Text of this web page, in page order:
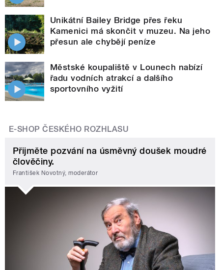
Unikátní Bailey Bridge přes řeku
Kamenici má skončit v muzeu. Na jeho
přesun ale chybějí peníze
Městské koupaliště v Lounech nabízí
řadu vodních atrakcí a dalšího
sportovního vyžití
E-SHOP ČESKÉHO ROZHLASU
Přijměte pozvání na úsměvný doušek moudré
člověčiny.
František Novotný, moderátor